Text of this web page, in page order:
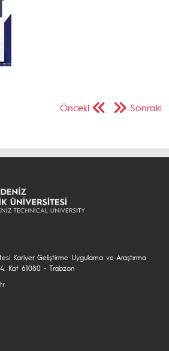
Önceki Sonraki
Kariyer Geliştirme Uygulama ve Araştırma
Kat 61080 - Trabzon